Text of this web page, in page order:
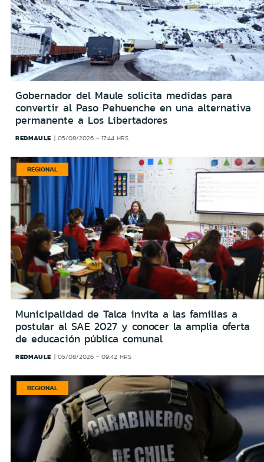
Gobernador del Maule solicita medidas para
convertir al Paso Pehuenche en una alternativa
permanente a Los Libertadores
REDMAULE 05/08/2026 - 17:44 HRS
REGIONAL
Municipalidad de Talca invita a las familias a
postular al SAE 2027 y conocer la amplia oferta
de educación pública comunal
REDMAULE 05/08/2026 - 09:42 HRS
REGIONAL